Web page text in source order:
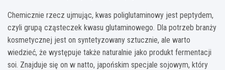
Chemicznie rzecz ujmując, kwas poliglutaminowy jest peptydem,
czyli grupą cząsteczek kwasu glutaminowego. Dla potrzeb branży
kosmetycznej jest on syntetyzowany sztucznie, ale warto
wiedzieć, że występuje także naturalnie jako produkt fermentacji
soi. Znajduje się on w natto, japońskim specjale sojowym, który